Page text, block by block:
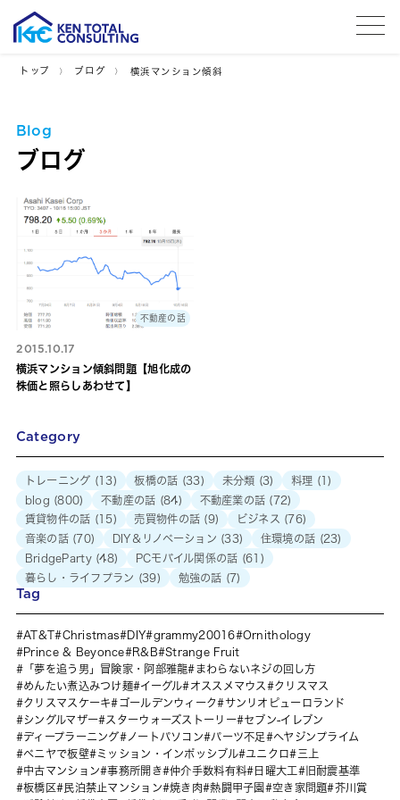
トップ ブログ 横浜マンション傾斜
Blog
ブログ
不動産の話
2015.10.17
横浜マンション傾斜問題【旭化成の
株価と照らしあわせて】
Category
トレーニング (13) 板橋の話 (33) 未分類 (3) 料理 (1)
blog (800) 不動産の話 (84) 不動産業の話 (72)
賃貸物件の話 (15) 売買物件の話 (9) ビジネス (76)
音楽の話(70) DIY＆リノベーション (33) 住環境の話 (23)
BridgeParty(48) PCモバイル関係の話 (61)
暮らし・ライフプラン (39) 勉強の話 (7)
Tag
AT&T Christmas DIY grammy20016
Ornithology
Prince & Beyonce
R&B
Strange Fruit
「夢を追う男」冒険家・阿部雅龍
まわらないネジの回し方
めんたい煮込みつけ麺
イーグル オススメマウス
クリスマス
クリスマスケーキ
ゴールデンウィーク
サンリオピューロランド
シングルマザー
スターウォーズストーリー
セブン-イレブン
ディープラーニング
ノートパソコン パーツ不足
ヘヤジンプライム
ベニヤで板壁
ミッション・インポッシブル ユニクロ
三上
中古マンション
事務所開き 仲介手数料有料 日曜大工
旧耐震基準
板橋区
民泊禁止マンション 焼き肉 熱闘甲子園 空き家問題
芥川賞